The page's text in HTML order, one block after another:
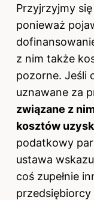
Przyjrzyjmy
ponieważ
z nim także
pozorne. Jeśli
uznawane za
związane z
kosztów
podatkowy
ustawa
coś zupełnie